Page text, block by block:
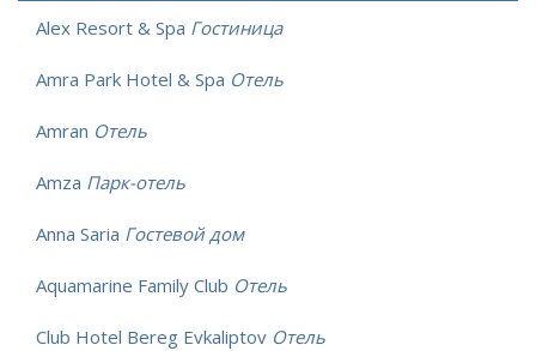
Alex Resort & Spa Гостиница
Amra Park Hotel & Spa Отель
Amran Отель
Amza Парк-отель
Anna Saria Гостевой дом
Aquamarine Family Club Отель
Club Hotel Bereg Evkaliptov Отель